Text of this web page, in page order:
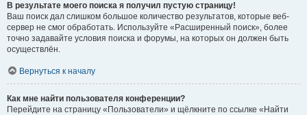
В результате моего поиска я получил пустую страницу!
Ваш поиск дал слишком большое количество результатов, которые веб-
сервер не смог обработать. Используйте «Расширенный поиск», более
точно задавайте условия поиска и форумы, на которых он должен быть
осуществлён.
Вернуться к началу
Как мне найти пользователя конференции?
Перейдите на страницу «Пользователи» и щёлкните по ссылке «Найти